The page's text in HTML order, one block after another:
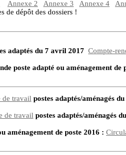
Annexe 2 Annexe 3 Annexe 4
de dépôt des dossiers !
adaptés du 7 avril 2017 Compte-
poste adapté ou aménagement de
de travail postes adaptés/aménagés
de travail postes adaptés/aménagés
aménagement de poste 2016 :